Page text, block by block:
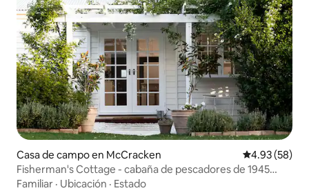
Casa de campo en McCracken Calificación
4.93 (58)
Fisherman's Cottage - cabaña de pescadores de 1945
junto al mar
Familiar · Ubicación · Estado